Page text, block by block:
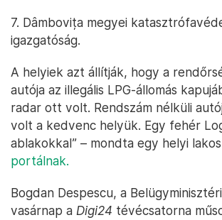
7. Dâmbovița megyei
igazgatóság.
A helyiek azt állítják, hogy a
autója az illegális LPG-állomás
radar ott volt. Rendszám nélküli
volt a kedvenc helyük. Egy fehér
ablakokkal” – mondta egy helyi
portálnak.
Bogdan Despescu, a
vasárnap a Digi24 tévécsatorna